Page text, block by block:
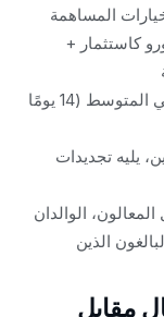
يورو لبعض خيارات المساهمة
المتاحة، أو تبدأ من 500,000 يورو كاستثمار +
شرط الإقامة: 7 أيام فقط في السنة في المتوسط (14 يومًا
يليه تجديدات
الوالدان
الذين
مقابل